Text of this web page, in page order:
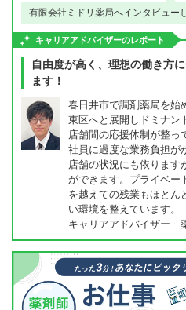
有限会社ミドリ薬局へインタビュー
キャリアアドバイザーのレポート
自由度が高く、理想の働き方
ます！
春日井市で調剤薬局を始
東区へと展開しドミナン
店舗間の応援体制が整っ
社員に過度な業務負担が
店舗の状況にも依ります
ができます。プライベー
を越えての残業もほとん
い環境を整えています。
キャリアアドバイザー